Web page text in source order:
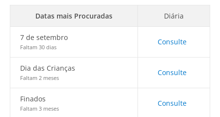
Datas mais Procuradas Diária
7 de setembro
Faltam 30 dias
Consulte
Dia das Crianças
Faltam 2 meses
Consulte
Finados
Faltam 3 meses
Consulte